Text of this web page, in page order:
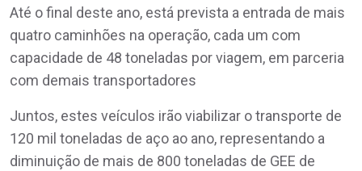
Até o final deste ano, está prevista a entrada de mais
quatro caminhões na operação, cada um com
capacidade de 48 toneladas por viagem, em parceria
com demais transportadores
Juntos, estes veículos irão viabilizar o transporte de
120 mil toneladas de aço ao ano, representando a
diminuição de mais de 800 toneladas de GEE de